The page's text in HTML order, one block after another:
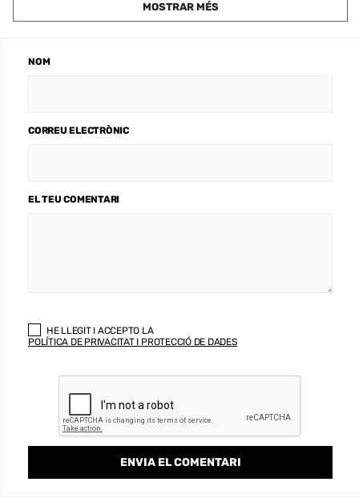
MOSTRAR MÉS
NOM
CORREU ELECTRÒNIC
EL TEU COMENTARI
HE LLEGIT I ACCEPTO LA
POLÍTICA DE PRIVACITAT I PROTECCIÓ DE DADES